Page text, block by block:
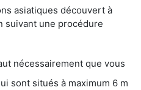
asiatiques découvert à
suivant une procédure
nécessairement que vous
sont situés à maximum 6 m